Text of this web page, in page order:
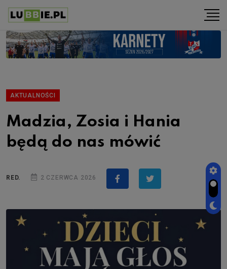
AKTUALNOŚCI
Madzia, Zosia i Hania
będą do nas mówić
RED. 2 CZERWCA 2026